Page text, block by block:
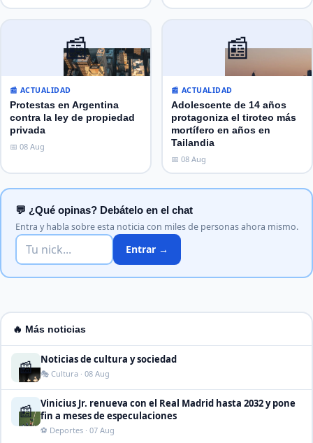
📰
📰 ACTUALIDAD
Protestas en Argentina
contra la ley de propiedad
privada
📅 08 Aug
📰
📰 ACTUALIDAD
Adolescente de 14 años
protagoniza el tiroteo más
mortífero en años en
Tailandia
📅 08 Aug
💬 ¿Qué opinas? Debátelo en el chat
Entra y habla sobre esta noticia con miles de personas ahora mismo.
Entrar →
🔥 Más noticias
📰 Noticias de cultura y sociedad
🎭 Cultura · 08 Aug
📰
Vinicius Jr. renueva con el Real Madrid hasta 2032 y pone
fin a meses de especulaciones
⚽ Deportes · 07 Aug